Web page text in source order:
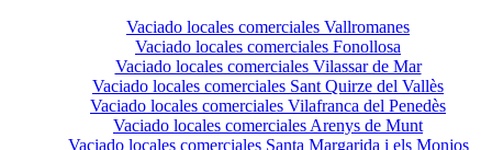
Vaciado locales comerciales Vallromanes
Vaciado locales comerciales Fonollosa
Vaciado locales comerciales Vilassar de Mar
Vaciado locales comerciales Sant Quirze del Vallès
Vaciado locales comerciales Vilafranca del Penedès
Vaciado locales comerciales Arenys de Munt
Vaciado locales comerciales Santa Margarida i els Monjos